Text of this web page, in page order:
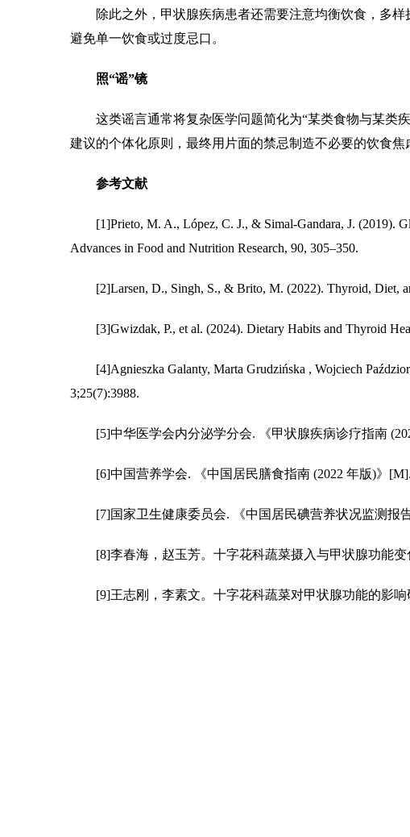
除此之外，甲状腺疾病患者还需要注意均衡饮食，多样
避免单一饮食或过度忌口。
照“谣”镜
这类谣言通常将复杂医学问题简化为“某类食物与某类疾
建议的个体化原则，最终用片面的禁忌制造不必要的饮食焦
参考文献
[1]Prieto, M. A., López, C. J., & Simal-Gandara, J. (2019).
Advances in Food and Nutrition Research, 90, 305–350.
[2]Larsen, D., Singh, S., & Brito, M. (2022). Thyroid, Diet,
[3]Gwizdak, P., et al. (2024). Dietary Habits and Thyroid
[4]Agnieszka Galanty, Marta Grudzińska , Wojciech
3;25(7):3988.
[5]中华医学会内分泌学分会. 《甲状腺疾病诊疗指南
[6]中国营养学会. 《中国居民膳食指南 (2022 年版)》[M].
[7]国家卫生健康委员会. 《中国居民碘营养状况监测报
[8]李春海，赵玉芳。十字花科蔬菜摄入与甲状腺功能变
[9]王志刚，李素文。十字花科蔬菜对甲状腺功能的影响